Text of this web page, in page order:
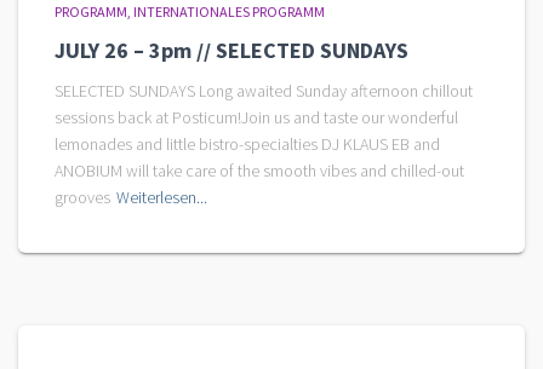
PROGRAMM INTERNATIONALES PROGRAMM
JULY 26 – 3pm // SELECTED SUNDAYS
SELECTED SUNDAYS Long awaited Sunday afternoon chillout
sessions back at Posticum!Join us and taste our wonderful
lemonades and little bistro-specialties DJ KLAUS EB and
ANOBIUM will take care of the smooth vibes and chilled-out
grooves Weiterlesen...